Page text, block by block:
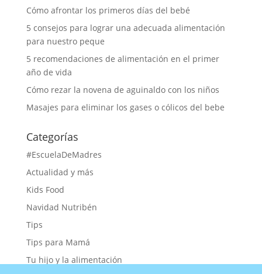
Cómo afrontar los primeros días del bebé
5 consejos para lograr una adecuada alimentación
para nuestro peque
5 recomendaciones de alimentación en el primer
año de vida
Cómo rezar la novena de aguinaldo con los niños
Masajes para eliminar los gases o cólicos del bebe
Categorías
#EscuelaDeMadres
Actualidad y más
Kids Food
Navidad Nutribén
Tips
Tips para Mamá
Tu hijo y la alimentación